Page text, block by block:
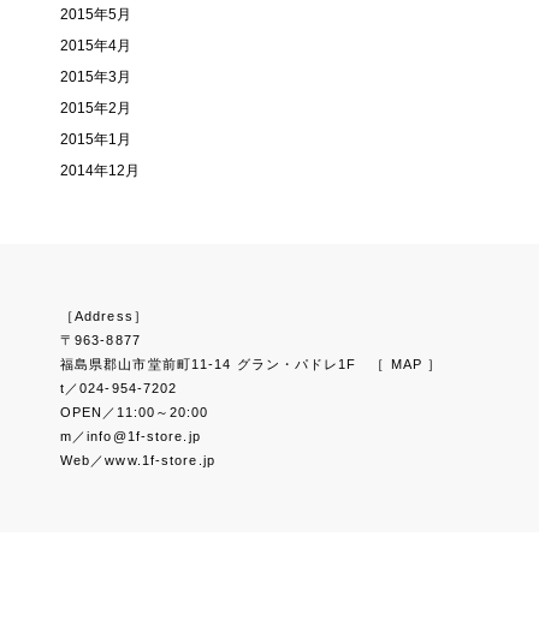
2015年5月
2015年4月
2015年3月
2015年2月
2015年1月
2014年12月
［Address］
〒963-8877
福島県郡山市堂前町11-14 グラン・パドレ1F
［ MAP ］
t／024-954-7202
OPEN／11:00～20:00
m／info@1f-store.jp
Web／www.1f-store.jp